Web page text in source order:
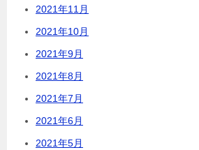
2021年11月
2021年10月
2021年9月
2021年8月
2021年7月
2021年6月
2021年5月